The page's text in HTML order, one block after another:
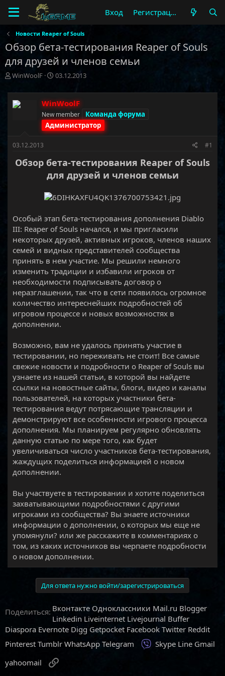
Вход Регистрация
Новости Reaper of Souls
Обзор бета-тестирования Reaper of Souls
для друзей и членов семьи
А
т
о
р
ы
WinWoolF
Д
т
а
н
а
ч
03.12.2013
WinWoolF
New member
Команда форума
Администратор
03.12.2013 #1
Обзор бета-тестирования Reaper of Souls
для друзей и членов семьи
Особый этап бета-тестирования дополнения Diablo
III: Reaper of Souls начался, и мы пригласили
некоторых друзей, активных игроков, членов наших
семей и видных представителей сообщества
принять в нем участие. Мы решили немного
изменить традиции и избавили игроков от
необходимости подписывать договор о
неразглашении, так что в сети появилось огромное
количество интереснейших подробностей об
игровом процессе и новых возможностях в
дополнении.
Возможно, вам не удалось принять участие в
тестировании, но переживать не стоит! Все самые
свежие новости и подробности о Reaper of Souls вы
узнаете из нашей статьи, в которой вы найдете
ссылки на новостные сайты, блоги, видео и каналы
пользователей, на которых участники бета-
тестирования ведут потрясающие трансляции и
демонстрируют все особенности игрового процесса
дополнения. Мы планируем регулярно обновлять
данную статью по мере того, как будет
увеличиваться число участников бета-тестирования,
жаждущих поделиться информацией о новом
дополнении.
Вы участвуете в тестировании и хотите поделиться
захватывающими подробностями с другими
игроками из сообщества? Вы знаете источники
информации о дополнении, о которых мы еще не
упомянули? или же расскажите в комментариях о
том, из каких источников вы черпаете подробности
о новом дополнении.
Для ответа нужно войти/зарегистрироваться
Поделиться: Вконтакте Одноклассники Mail.ru Blogger
Linkedin Liveinternet Livejournal Buffer
Diaspora Evernote Digg Getpocket Facebook Twitter Reddit
Pinterest Tumblr WhatsApp Telegram Viber
Skype Line Gmail
yahoomail